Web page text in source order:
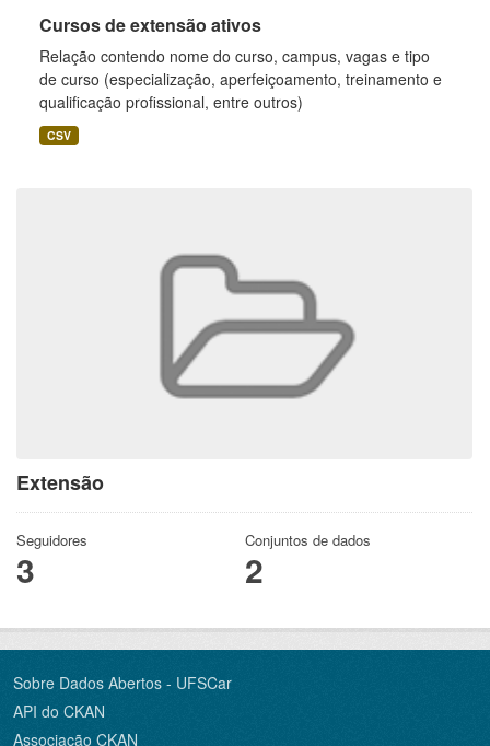
Extensão
Seguidores
3
Conjuntos de dados
2
Cursos de extensão ativos
Relação contendo nome do curso, campus, vagas e tipo
de curso (especialização, aperfeiçoamento, treinamento e
qualificação profissional, entre outros)
CSV
Sobre Dados Abertos - UFSCar
API do CKAN
Associação CKAN